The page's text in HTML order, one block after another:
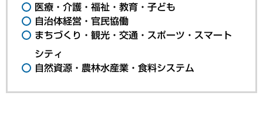
医療・介護・福祉・教育・子ども
自治体経営・官民協働
まちづくり・観光・交通・スポーツ・スマート
シティ
自然資源・農林水産業・食料システム